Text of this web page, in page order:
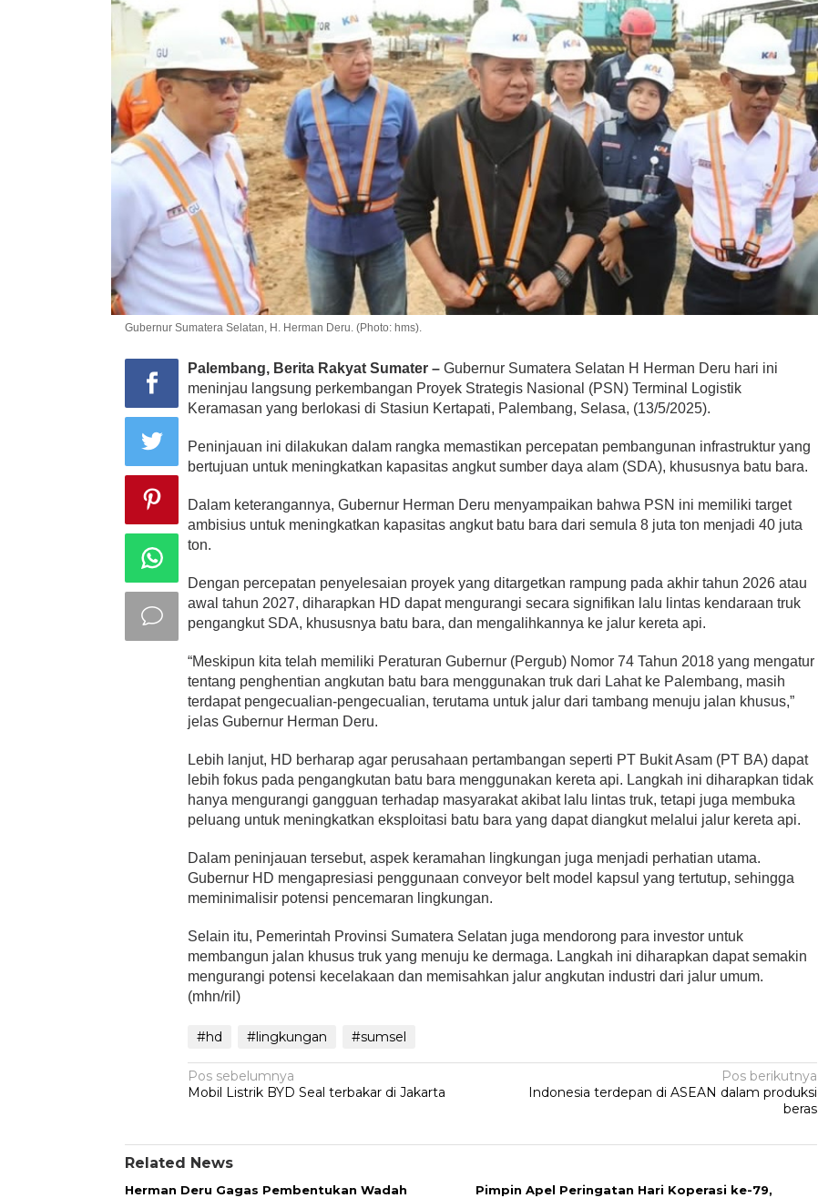
Gubernur Sumatera Selatan, H. Herman Deru. (Photo: hms).
Palembang, Berita Rakyat Sumater – Gubernur Sumatera Selatan H Herman Deru hari ini
meninjau langsung perkembangan Proyek Strategis Nasional (PSN) Terminal Logistik
Keramasan yang berlokasi di Stasiun Kertapati, Palembang, Selasa, (13/5/2025).
Peninjauan ini dilakukan dalam rangka memastikan percepatan pembangunan infrastruktur yang
bertujuan untuk meningkatkan kapasitas angkut sumber daya alam (SDA), khususnya batu bara.
Dalam keterangannya, Gubernur Herman Deru menyampaikan bahwa PSN ini memiliki target
ambisius untuk meningkatkan kapasitas angkut batu bara dari semula 8 juta ton menjadi 40 juta
ton.
Dengan percepatan penyelesaian proyek yang ditargetkan rampung pada akhir tahun 2026 atau
awal tahun 2027, diharapkan HD dapat mengurangi secara signifikan lalu lintas kendaraan truk
pengangkut SDA, khususnya batu bara, dan mengalihkannya ke jalur kereta api.
“Meskipun kita telah memiliki Peraturan Gubernur (Pergub) Nomor 74 Tahun 2018 yang mengatur
tentang penghentian angkutan batu bara menggunakan truk dari Lahat ke Palembang, masih
terdapat pengecualian-pengecualian, terutama untuk jalur dari tambang menuju jalan khusus,”
jelas Gubernur Herman Deru.
Lebih lanjut, HD berharap agar perusahaan pertambangan seperti PT Bukit Asam (PT BA) dapat
lebih fokus pada pengangkutan batu bara menggunakan kereta api. Langkah ini diharapkan tidak
hanya mengurangi gangguan terhadap masyarakat akibat lalu lintas truk, tetapi juga membuka
peluang untuk meningkatkan eksploitasi batu bara yang dapat diangkut melalui jalur kereta api.
Dalam peninjauan tersebut, aspek keramahan lingkungan juga menjadi perhatian utama.
Gubernur HD mengapresiasi penggunaan conveyor belt model kapsul yang tertutup, sehingga
meminimalisir potensi pencemaran lingkungan.
Selain itu, Pemerintah Provinsi Sumatera Selatan juga mendorong para investor untuk
membangun jalan khusus truk yang menuju ke dermaga. Langkah ini diharapkan dapat semakin
mengurangi potensi kecelakaan dan memisahkan jalur angkutan industri dari jalur umum.
(mhn/ril)
#hd #lingkungan #sumsel
Navigasi
pos
Pos sebelumnya
Mobil Listrik BYD Seal terbakar di Jakarta
Pos berikutnya
Indonesia terdepan di ASEAN dalam produksi
beras
Related News
Herman Deru Gagas Pembentukan Wadah
Pimpin Apel Peringatan Hari Koperasi ke-79,